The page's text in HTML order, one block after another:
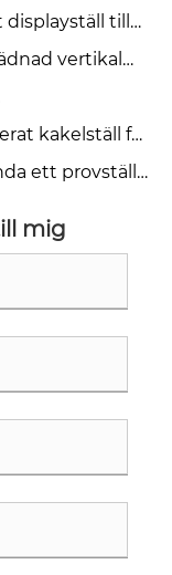
till
vertikal
moderna
kakelställ för
ett provställ
mig